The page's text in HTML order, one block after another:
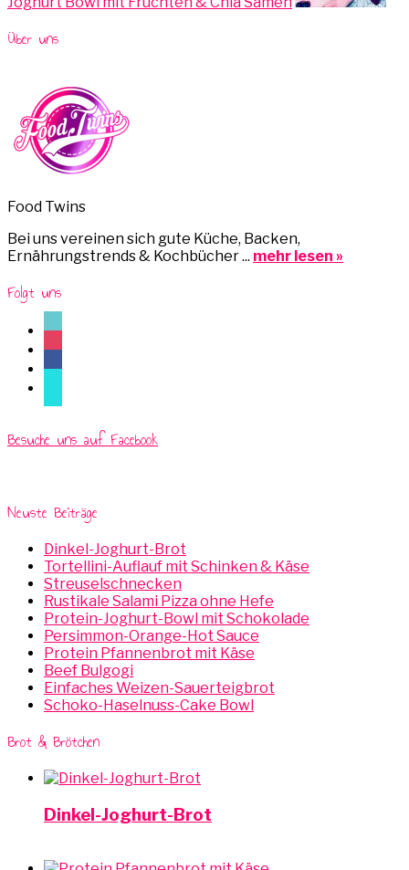
Über uns
Food Twins
Bei uns vereinen sich gute Küche, Backen,
Ernährungstrends & Kochbücher ... mehr lesen »
Folgt uns
tiktok
instagram
facebook
Besuche uns auf Facebook
Neuste Beiträge
Dinkel-Joghurt-Brot
Tortellini-Auflauf mit Schinken & Käse
Streuselschnecken
Rustikale Salami Pizza ohne Hefe
Protein-Joghurt-Bowl mit Schokolade
Persimmon-Orange-Hot Sauce
Protein Pfannenbrot mit Käse
Beef Bulgogi
Einfaches Weizen-Sauerteigbrot
Schoko-Haselnuss-Cake Bowl
Brot & Brötchen
Dinkel-Joghurt-Brot